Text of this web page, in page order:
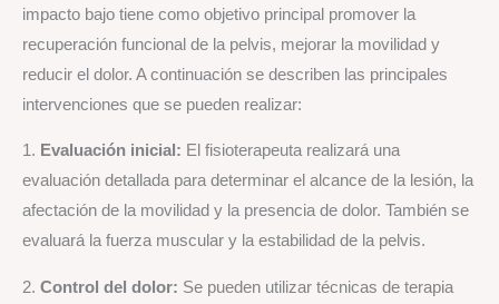
impacto bajo tiene como objetivo principal promover la
recuperación funcional de la pelvis, mejorar la movilidad y
reducir el dolor. A continuación se describen las principales
intervenciones que se pueden realizar:
1. Evaluación inicial: El fisioterapeuta realizará una
evaluación detallada para determinar el alcance de la lesión, la
afectación de la movilidad y la presencia de dolor. También se
evaluará la fuerza muscular y la estabilidad de la pelvis.
2. Control del dolor: Se pueden utilizar técnicas de terapia